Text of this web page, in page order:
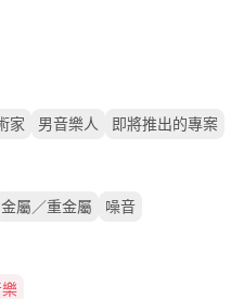
家 男音樂人 即將推出的專案
金屬／重金屬 噪音